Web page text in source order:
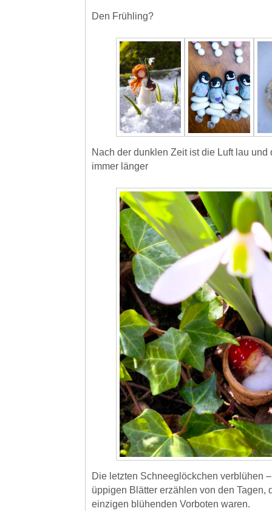
Den Frühling?
Nach der dunklen Zeit ist die Luft lau und
immer länger
Die letzten Schneeglöckchen verblühen
üppigen Blätter erzählen von den Tagen,
einzigen blühenden Vorboten waren.